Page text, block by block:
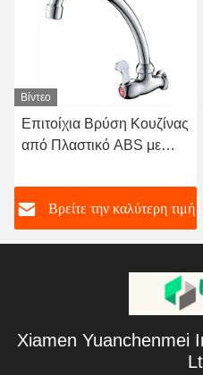
Βίντεο
Επιτοίχια Βρύση Κουζίνας
από Πλαστικό ABS με
Σύγχρονη Βρύση Νιπτήρα
Βρείτε την καλύτερη τιμή
Xiamen Yuanchenmei